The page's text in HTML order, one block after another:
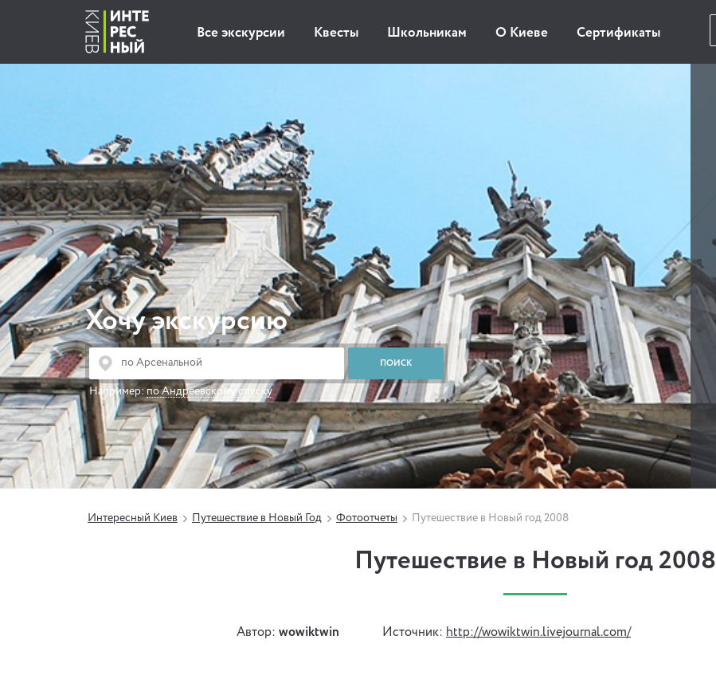
Все экскурсии Квесты Школьникам О Киеве Сертификаты
Хочу экскурсию
Например: по Андреевскому спуску
Интересный Киев Путешествие в Новый Год Фотоотчеты Путешествие в Новый год 2008
Путешествие в Новый год 2008
Автор: wowiktwin Источник: http://wowiktwin.livejournal.com/